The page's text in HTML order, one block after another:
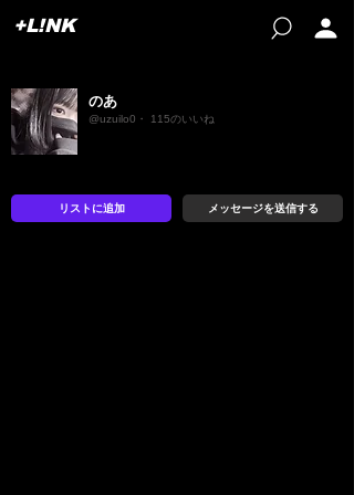
+L!NK
のあ
@uzuilo0・ 115のいいね
リストに追加 メッセージを送信する